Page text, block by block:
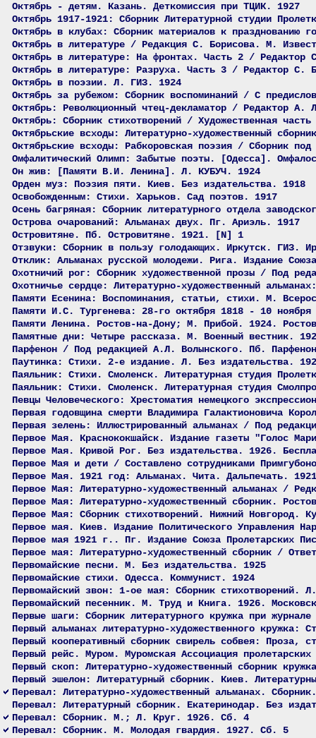
Октябрь - детям. Казань. Деткомиссия при ТЦИК. 1927
Октябрь 1917-1921: Сборник Литературной студии
Октябрь в клубах: Сборник материалов к празднованию
Октябрь в литературе / Редакция С. Борисова. М.
Октябрь в литературе: На фронтах. Часть 2 /
Октябрь в литературе: Разруха. Часть 3 / Редактор С.
Октябрь в поэзии. Л. ГИЗ. 1924
Октябрь за рубежом: Сборник воспоминаний / С
Октябрь: Революционный чтец-декламатор / Редактор А.
Октябрь: Сборник стихотворений / Художественная
Октябрьские всходы: Литературно-художественный
Октябрьские всходы: Рабкоровская поэзия / Сборник
Омфалитический Олимп: Забытые поэты. [Одесса].
Он жив: [Памяти В.И. Ленина]. Л. КУБУЧ. 1924
Орден муз: Поэзия пяти. Киев. Без издательства. 1918
Освобожденным: Стихи. Харьков. Сад поэтов. 1917
Осень багряная: Сборник литературного отдела
Острова очарований: Альманах двух. Пг. Ариэль. 1917
Островитяне. Пб. Островитяне. 1921. [N] 1
Отзвуки: Сборник в пользу голодающих. Иркутск. ГИЗ.
Отклик: Альманах русской молодежи. Рига. Издание
Охотничий рог: Сборник художественной прозы / Под
Охотничье сердце: Литературно-художественный
Памяти Есенина: Воспоминания, статьи, стихи. М.
Памяти И.С. Тургенева: 28-го октября 1818 - 10 ноября
Памяти Ленина. Ростов-на-Дону; М. Прибой. 1924.
Памятные дни: Четыре рассказа. М. Военный вестник.
Парфенон / Под редакцией А.Л. Волынского. Пб.
Паутинка: Стихи. 2-е издание. Л. Без издательства.
Паяльник: Стихи. Смоленск. Литературная студия
Паяльник: Стихи. Смоленск. Литературная студия
Певцы Человеческого: Хрестоматия немецкого
Первая годовщина смерти Владимира Галактионовича
Первая зелень: Иллюстрированный альманах / Под
Первое Мая. Краснококшайск. Издание газеты "Голос
Первое Мая. Кривой Рог. Без издательства. 1926.
Первое Мая и дети / Составлено сотрудниками
Первое Мая. 1921 год: Альманах. Чита. Дальпечать. 1921
Первое Мая: Литературно-художественный альманах /
Первое Мая: Литературно-художественный сборник.
Первое Мая: Сборник стихотворений. Нижний Новгород.
Первое мая. Киев. Издание Политического Управления
Первое мая 1921 г.. Пг. Издание Союза Пролетарских
Первое мая: Литературно-художественный сборник /
Первомайские песни. М. Без издательства. 1925
Первомайские стихи. Одесса. Коммунист. 1924
Первомайский звон: 1-ое мая: Сборник стихотворений.
Первомайский песенник. М. Труд и Книга. 1926.
Первые шаги: Сборник литературного кружка при
Первый альманах литературно-художественного кружка:
Первый кооперативный сборник свирель собвея: Проза,
Первый рейс. Муром. Муромская Ассоциация
Первый скоп: Литературно-художественный сборник
Первый эшелон: Литературный сборник. Киев.
Перевал: Литературно-художественный альманах.
Перевал: Литературный сборник. Екатеринодар. Без
Перевал: Сборник. М.; Л. Круг. 1926. Сб. 4
Перевал: Сборник. М. Молодая гвардия. 1927. Сб. 5